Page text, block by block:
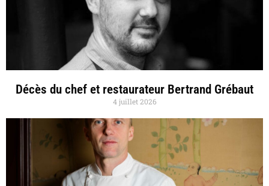
Décès du chef et restaurateur Bertrand Grébaut
4 juillet 2026